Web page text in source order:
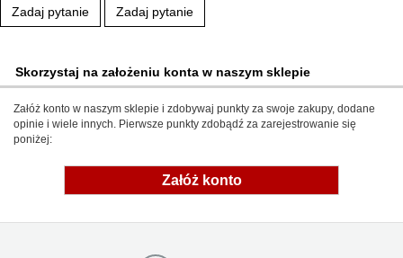
Zadaj pytanie Zadaj pytanie
Skorzystaj na założeniu konta w naszym sklepie
Załóż konto w naszym sklepie i zdobywaj punkty za swoje zakupy, dodane
opinie i wiele innych. Pierwsze punkty zdobądź za zarejestrowanie się
poniżej:
Załóż konto